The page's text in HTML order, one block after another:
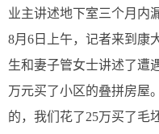
业主讲述地下室三个月内
8月6日上午，记者来到康
生和妻子管女士讲述了遭
万元买了小区的叠拼房屋
的，我们花了25万买了毛